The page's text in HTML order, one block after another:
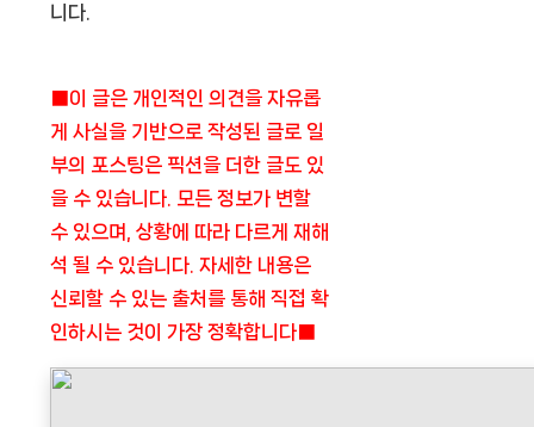
니다.
■이 글은 개인적인 의견을 자유롭
게 사실을 기반으로 작성된 글로 일
부의 포스팅은 픽션을 더한 글도 있
을 수 있습니다. 모든 정보가 변할
수 있으며, 상황에 따라 다르게 재해
석 될 수 있습니다. 자세한 내용은
신뢰할 수 있는 출처를 통해 직접 확
인하시는 것이 가장 정확합니다■